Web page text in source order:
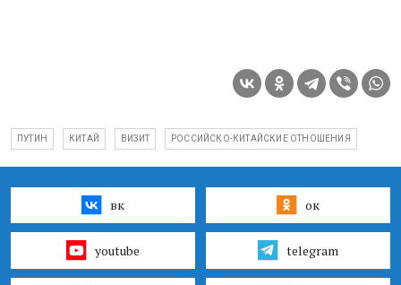
ПУТИН КИТАЙ ВИЗИТ РОССИЙСКО-КИТАЙСКИЕ ОТНОШЕНИЯ
вк ок
youtube telegram